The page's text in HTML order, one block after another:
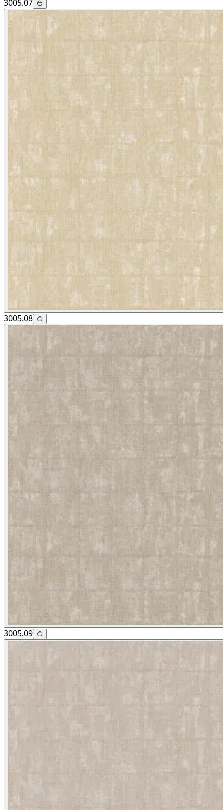
3005.07
3005.08
3005.09